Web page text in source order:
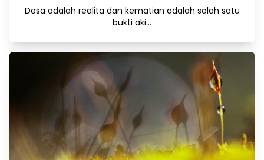
Dosa adalah realita dan kematian adalah salah satu
bukti aki...